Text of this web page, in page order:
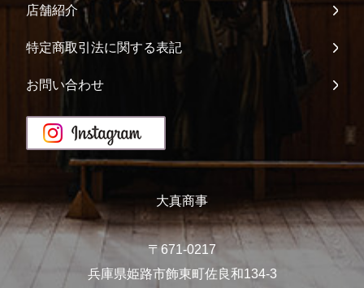
店舗紹介
特定商取引法に関する表記
お問い合わせ
大真商事
〒671-0217
兵庫県姫路市飾東町佐良和134-3